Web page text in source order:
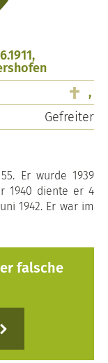
,
Gefreiter
Er wurde 1939
1940 diente er 4
1942. Er war im
falsche